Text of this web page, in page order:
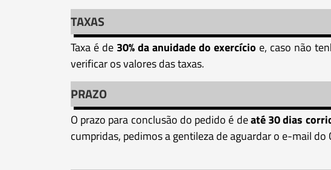
TAXAS
Taxa é de 30% da anuidade do exercício e, caso não
verificar os valores das taxas.
PRAZO
O prazo para conclusão do pedido é deaté 30 dias
cumpridas, pedimos a gentileza de aguardar o e-mail